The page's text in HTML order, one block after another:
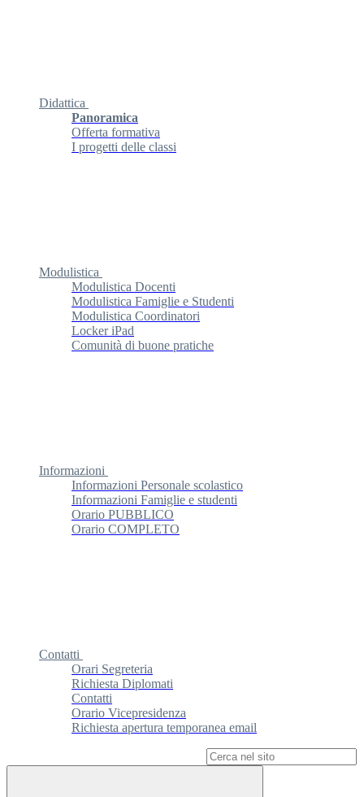
Didattica
Panoramica
Offerta formativa
I progetti delle classi
Modulistica
Modulistica Docenti
Modulistica Famiglie e Studenti
Modulistica Coordinatori
Locker iPad
Comunità di buone pratiche
Informazioni
Informazioni Personale scolastico
Informazioni Famiglie e studenti
Orario PUBBLICO
Orario COMPLETO
Contatti
Orari Segreteria
Richiesta Diplomati
Contatti
Orario Vicepresidenza
Richiesta apertura temporanea email